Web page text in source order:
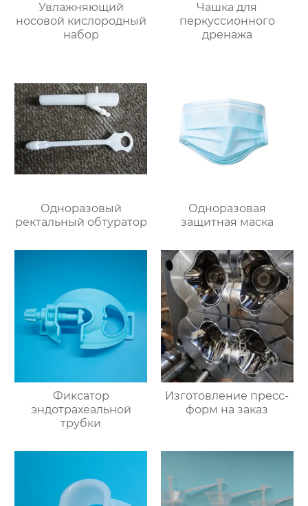
Увлажняющий
носовой кислородный
набор
Чашка для
перкуссионного
дренажа
Одноразовый
ректальный обтуратор
Одноразовая
защитная маска
Фиксатор
эндотрахеальной
трубки
Изготовление пресс-
форм на заказ